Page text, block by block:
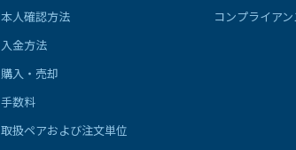
本人確認方法
入金方法
購入・売却
手数料
取扱ペアおよび注文単位
コンプライア